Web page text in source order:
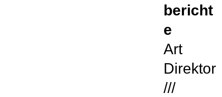
bericht
e
Art
Direktor
///